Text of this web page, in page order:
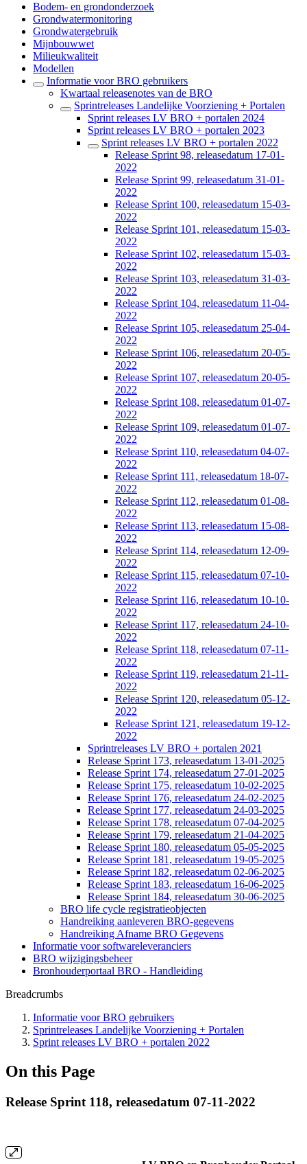
Bodem- en grondonderzoek
Grondwatermonitoring
Grondwatergebruik
Mijnbouwwet
Milieukwaliteit
Modellen
Informatie voor BRO gebruikers
Kwartaal releasenotes van de BRO
Sprintreleases Landelijke Voorziening + Portalen
Sprint releases LV BRO + portalen 2024
Sprint releases LV BRO + portalen 2023
Sprint releases LV BRO + portalen 2022
Release Sprint 98, releasedatum 17-01-
2022
Release Sprint 99, releasedatum 31-01-
2022
Release Sprint 100, releasedatum 15-03-
2022
Release Sprint 101, releasedatum 15-03-
2022
Release Sprint 102, releasedatum 15-03-
2022
Release Sprint 103, releasedatum 31-03-
2022
Release Sprint 104, releasedatum 11-04-
2022
Release Sprint 105, releasedatum 25-04-
2022
Release Sprint 106, releasedatum 20-05-
2022
Release Sprint 107, releasedatum 20-05-
2022
Release Sprint 108, releasedatum 01-07-
2022
Release Sprint 109, releasedatum 01-07-
2022
Release Sprint 110, releasedatum 04-07-
2022
Release Sprint 111, releasedatum 18-07-
2022
Release Sprint 112, releasedatum 01-08-
2022
Release Sprint 113, releasedatum 15-08-
2022
Release Sprint 114, releasedatum 12-09-
2022
Release Sprint 115, releasedatum 07-10-
2022
Release Sprint 116, releasedatum 10-10-
2022
Release Sprint 117, releasedatum 24-10-
2022
Release Sprint 118, releasedatum 07-11-
2022
Release Sprint 119, releasedatum 21-11-
2022
Release Sprint 120, releasedatum 05-12-
2022
Release Sprint 121, releasedatum 19-12-
2022
Sprintreleases LV BRO + portalen 2021
Release Sprint 173, releasedatum 13-01-2025
Release Sprint 174, releasedatum 27-01-2025
Release Sprint 175, releasedatum 10-02-2025
Release Sprint 176, releasedatum 24-02-2025
Release Sprint 177, releasedatum 24-03-2025
Release Sprint 178, releasedatum 07-04-2025
Release Sprint 179, releasedatum 21-04-2025
Release Sprint 180, releasedatum 05-05-2025
Release Sprint 181, releasedatum 19-05-2025
Release Sprint 182, releasedatum 02-06-2025
Release Sprint 183, releasedatum 16-06-2025
Release Sprint 184, releasedatum 30-06-2025
BRO life cycle registratieobjecten
Handreiking aanleveren BRO-gegevens
Handreiking Afname BRO Gegevens
Informatie voor softwareleveranciers
BRO wijzigingsbeheer
Bronhouderportaal BRO - Handleiding
Breadcrumbs
Informatie voor BRO gebruikers
Sprintreleases Landelijke Voorziening + Portalen
Sprint releases LV BRO + portalen 2022
On this Page
Release Sprint 118, releasedatum 07-11-2022